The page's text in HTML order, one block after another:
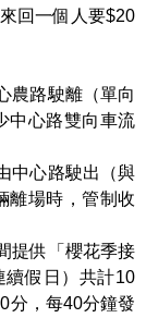
回一個人要$20
農路駛離（單向
中心路雙向車流
中心路駛出（與
離場時，管制收
提供「櫻花季接
續假日）共計10
分，每40分鐘發